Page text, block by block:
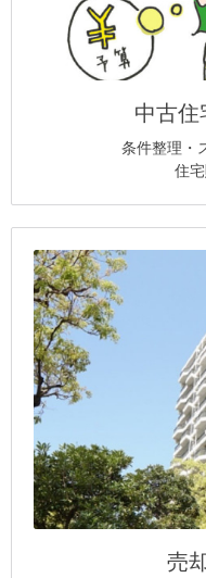
中古住
条件整理・
住
売